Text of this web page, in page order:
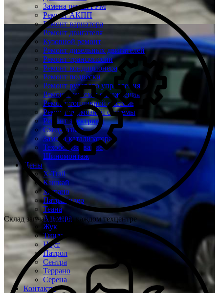
Замена ремня ГРМ
Ремонт АКПП
Ремонт вариатора
Ремонт двигателя
Кузовной ремонт
Ремонт дизельных двигателей
Ремонт трансмиссии
Ремонт кондиционера
Ремонт подвески
Ремонт рулевого управления
Ремонт системы охлаждения
Ремонт топливной системы
Ремонт тормозной системы
Ремонт электрики
Сход-развал
Замена катализатора
Техобслуживание
Шиномонтаж
Цены
X-Trail
Кашкай
Мурано
Патфайндер
Теана
Альмера
Жук
Тиида
Ноут
Патрол
Сентра
Террано
Серена
Контакты
Склад запчастей при каждом техцентре